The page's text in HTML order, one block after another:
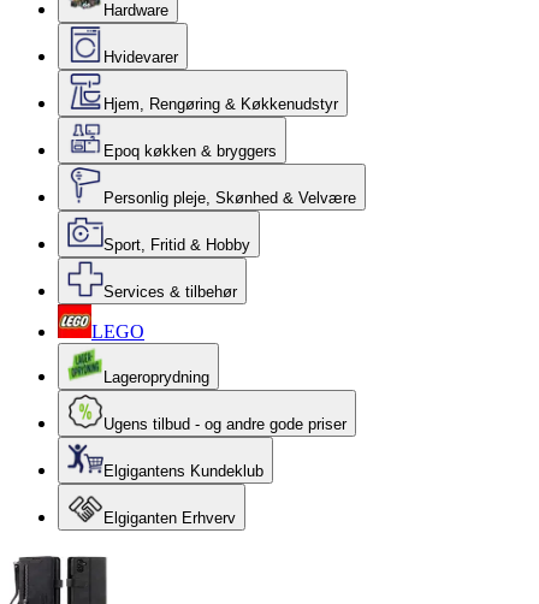
Hardware
Hvidevarer
Hjem, Rengøring & Køkkenudstyr
Epoq køkken & bryggers
Personlig pleje, Skønhed & Velvære
Sport, Fritid & Hobby
Services & tilbehør
LEGO
Lageroprydning
Ugens tilbud - og andre gode priser
Elgigantens Kundeklub
Elgiganten Erhverv